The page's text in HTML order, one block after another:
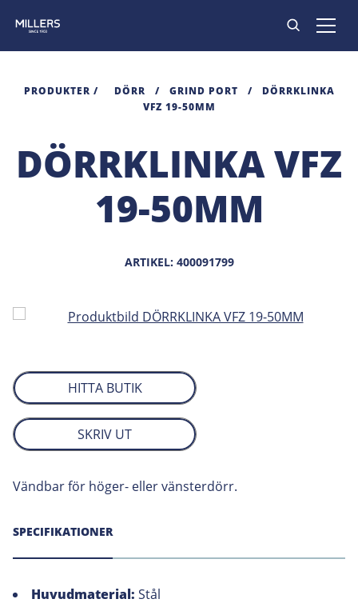
PRODUKTER
HITTA BUTIK
KONTAKT
PRODUKTER / DÖRR / GRIND PORT /
DÖRRKLINKA
VFZ 19-50MM
DÖRRKLINKA VFZ
19-50MM
ARTIKEL: 400091799
HITTA BUTIK
SKRIV UT
Vändbar för höger- eller vänsterdörr.
SPECIFIKATIONER
Huvudmaterial: Stål